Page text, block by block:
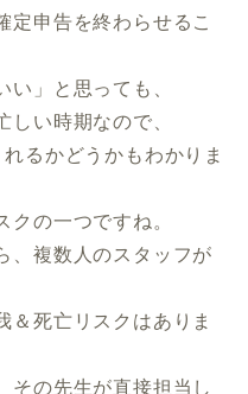
定申告を終わらせるこ
い」と思っても、
しい時期なので、
るかどうかもわかりま
クの一つですね。
、複数人のスタッフが
＆死亡リスクはありま
その先生が直接担当し